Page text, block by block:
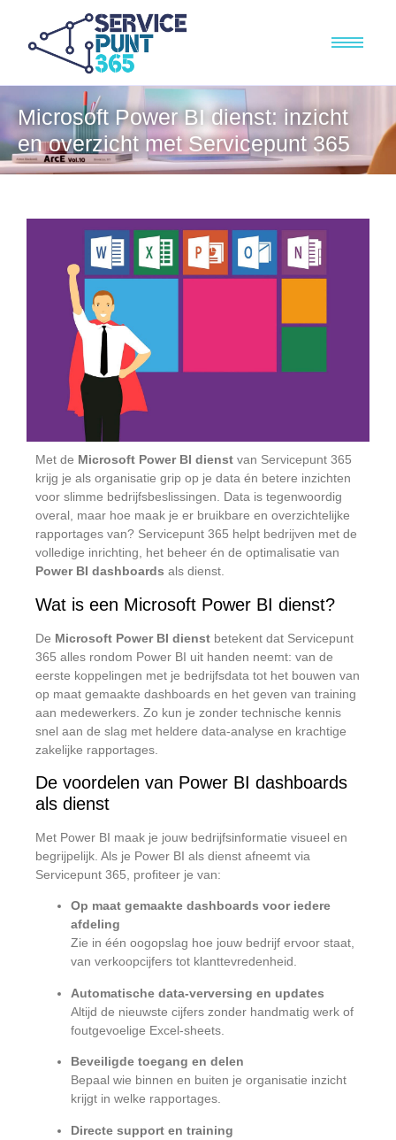
Microsoft Power BI dienst: inzicht
en overzicht met Servicepunt 365
Met de Microsoft Power BI dienst van Servicepunt 365
krijg je als organisatie grip op je data én betere inzichten
voor slimme bedrijfsbeslissingen. Data is tegenwoordig
overal, maar hoe maak je er bruikbare en overzichtelijke
rapportages van? Servicepunt 365 helpt bedrijven met de
volledige inrichting, het beheer én de optimalisatie van
Power BI dashboards als dienst.
Wat is een Microsoft Power BI dienst?
De Microsoft Power BI dienst betekent dat Servicepunt
365 alles rondom Power BI uit handen neemt: van de
eerste koppelingen met je bedrijfsdata tot het bouwen van
op maat gemaakte dashboards en het geven van training
aan medewerkers. Zo kun je zonder technische kennis
snel aan de slag met heldere data-analyse en krachtige
zakelijke rapportages.
De voordelen van Power BI dashboards
als dienst
Met Power BI maak je jouw bedrijfsinformatie visueel en
begrijpelijk. Als je Power BI als dienst afneemt via
Servicepunt 365, profiteer je van:
Op maat gemaakte dashboards voor iedere
afdeling
Zie in één oogopslag hoe jouw bedrijf ervoor staat,
van verkoopcijfers tot klanttevredenheid.
Automatische data-verversing en updates
Altijd de nieuwste cijfers zonder handmatig werk of
foutgevoelige Excel-sheets.
Beveiligde toegang en delen
Bepaal wie binnen en buiten je organisatie inzicht
krijgt in welke rapportages.
Directe support en training